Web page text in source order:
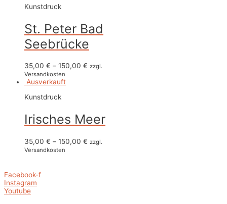
Kunstdruck
St. Peter Bad
Seebrücke
35,00 € – 150,00 € zzgl.
Versandkosten
Ausverkauft
Kunstdruck
Irisches Meer
35,00 € – 150,00 € zzgl.
Versandkosten
Facebook-f
Instagram
Youtube